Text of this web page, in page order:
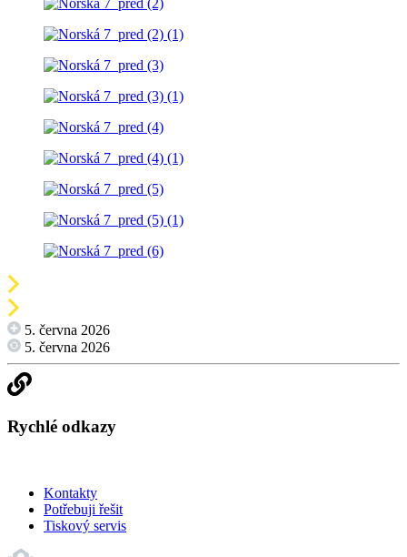
5. června 2026
5. června 2026
Rychlé odkazy
Kontakty
Potřebuji řešit
Tiskový servis